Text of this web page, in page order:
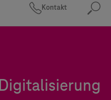
Kontakt